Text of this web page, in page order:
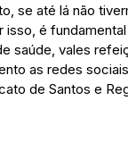
se até lá não
isso, é
saúde, vales
as redes
de Santos e